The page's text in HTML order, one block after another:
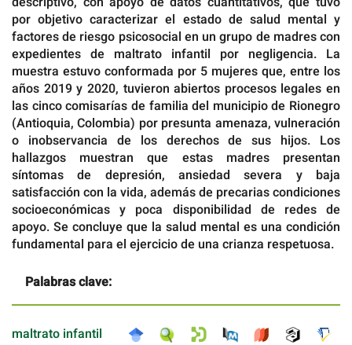
por objetivo caracterizar el estado de salud mental y
factores de riesgo psicosocial en un grupo de madres con
expedientes de maltrato infantil por negligencia. La
muestra estuvo conformada por 5 mujeres que, entre los
años 2019 y 2020, tuvieron abiertos procesos legales en
las cinco comisarías de familia del municipio de Rionegro
(Antioquia, Colombia) por presunta amenaza, vulneración
o inobservancia de los derechos de sus hijos. Los
hallazgos muestran que estas madres presentan
síntomas de depresión, ansiedad severa y baja
satisfacción con la vida, además de precarias condiciones
socioeconómicas y poca disponibilidad de redes de
apoyo. Se concluye que la salud mental es una condición
fundamental para el ejercicio de una crianza respetuosa.
Palabras clave:
maltrato infantil